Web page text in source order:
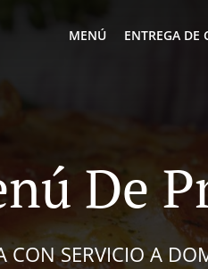
MENÚ ENTREGA DE
De
CON SERVICIO A